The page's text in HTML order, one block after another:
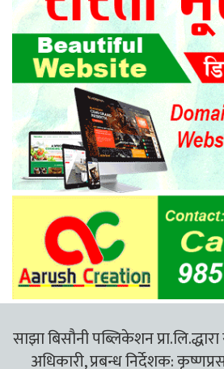
साझा बिसौनी पब्लिकेशन
अधिकारी, प्रबन्ध निर्देशक: